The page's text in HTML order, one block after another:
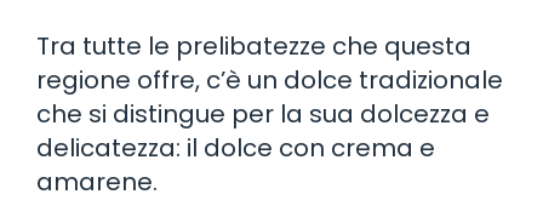
Tra tutte le prelibatezze che questa
regione offre, c’è un dolce tradizionale
che si distingue per la sua dolcezza e
delicatezza: il dolce con crema e
amarene.